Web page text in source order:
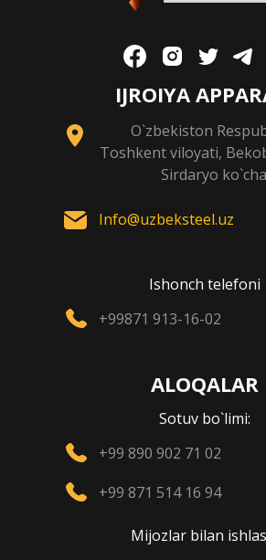
IJROIYA
O`zbekiston
Toshkent viloyati,
Sirdaryo
Info@uzbeksteel.uz
Ishonch telefoni
+99871 913-16-02
ALOQALAR
Sotuv bo`limi:
+99 890 902 71 02
+99 871 514 16 94
Mijozlar bilan